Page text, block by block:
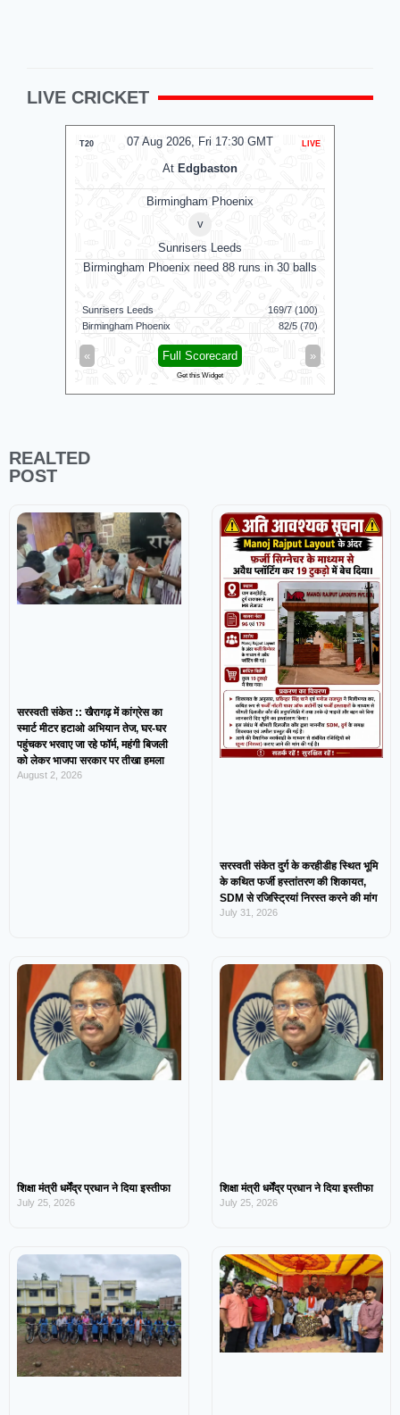
LIVE CRICKET
07 Aug 2026, Fri 17:30 GMT
T20 LIVE
At Edgbaston
Birmingham Phoenix
v
Sunrisers Leeds
Birmingham Phoenix need 88 runs in 30 balls
Sunrisers Leeds
169/7 (100)
Birmingham Phoenix
82/5 (70)
« »
Full Scorecard
Get this Widget
REALTED
POST
सरस्वती संकेत :: खैरागढ़ में कांग्रेस का
स्मार्ट मीटर हटाओ अभियान तेज, घर-घर
पहुंचकर भरवाए जा रहे फॉर्म, महंगी बिजली
को लेकर भाजपा सरकार पर तीखा हमला
August 2, 2026
सरस्वती संकेत दुर्ग के करहीडीह स्थित भूमि
के कथित फर्जी हस्तांतरण की शिकायत,
SDM से रजिस्ट्रियां निरस्त करने की मांग
July 31, 2026
शिक्षा मंत्री धर्मेंद्र प्रधान ने दिया इस्तीफा
July 25, 2026
शिक्षा मंत्री धर्मेंद्र प्रधान ने दिया इस्तीफा
July 25, 2026